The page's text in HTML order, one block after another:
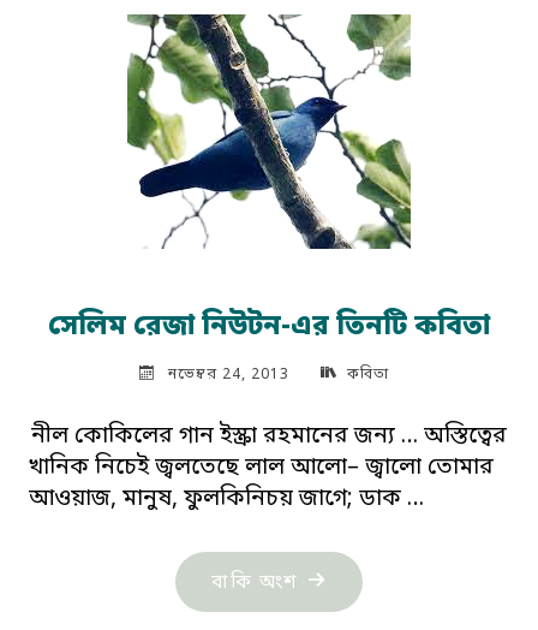
সেলিম রেজা নিউটন-এর তিনটি কবিতা
নভেম্বর 24, 2013 কবিতা
নীল কোকিলের গান ইস্ক্রা রহমানের জন্য … অস্তিত্বের
খানিক নিচেই জ্বলতেছে লাল আলো– জ্বালো তোমার
আওয়াজ, মানুষ, ফুলকিনিচয় জাগে; ডাক …
বাকি অংশ "সেলিম
রেজা